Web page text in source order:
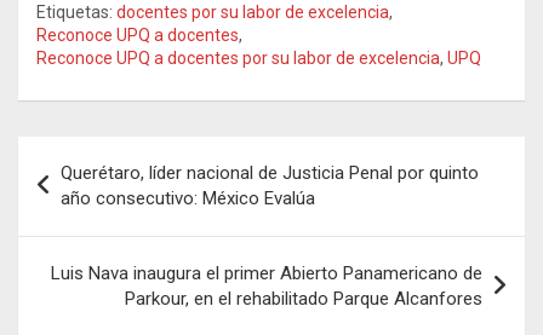
Etiquetas: docentes por su labor de excelencia,
Reconoce UPQ a docentes,
Reconoce UPQ a docentes por su labor de excelencia, UPQ
de
entradas
Querétaro, líder nacional de Justicia Penal por quinto
año consecutivo: México Evalúa
Luis Nava inaugura el primer Abierto Panamericano de
Parkour, en el rehabilitado Parque Alcanfores